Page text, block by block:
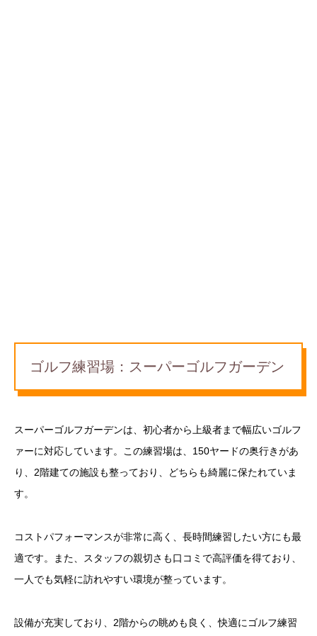
ゴルフ練習場：スーパーゴルフガーデン
スーパーゴルフガーデンは、初心者から上級者まで幅広いゴルフ
ァーに対応しています。この練習場は、150ヤードの奥行きがあ
り、2階建ての施設も整っており、どちらも綺麗に保たれていま
す。
コストパフォーマンスが非常に高く、長時間練習したい方にも最
適です。また、スタッフの親切さも口コミで高評価を得ており、
一人でも気軽に訪れやすい環境が整っています。
設備が充実しており、2階からの眺めも良く、快適にゴルフ練習